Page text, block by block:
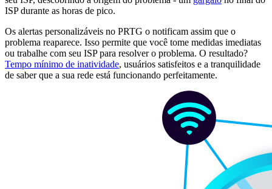
ISP durante as horas de pico.
Os alertas personalizáveis no PRTG o notificam assim que o
problema reaparece. Isso permite que você tome medidas imediatas
ou trabalhe com seu ISP para resolver o problema. O resultado?
Tempo mínimo de inatividade, usuários satisfeitos e a tranquilidade
de saber que a sua rede está funcionando perfeitamente.